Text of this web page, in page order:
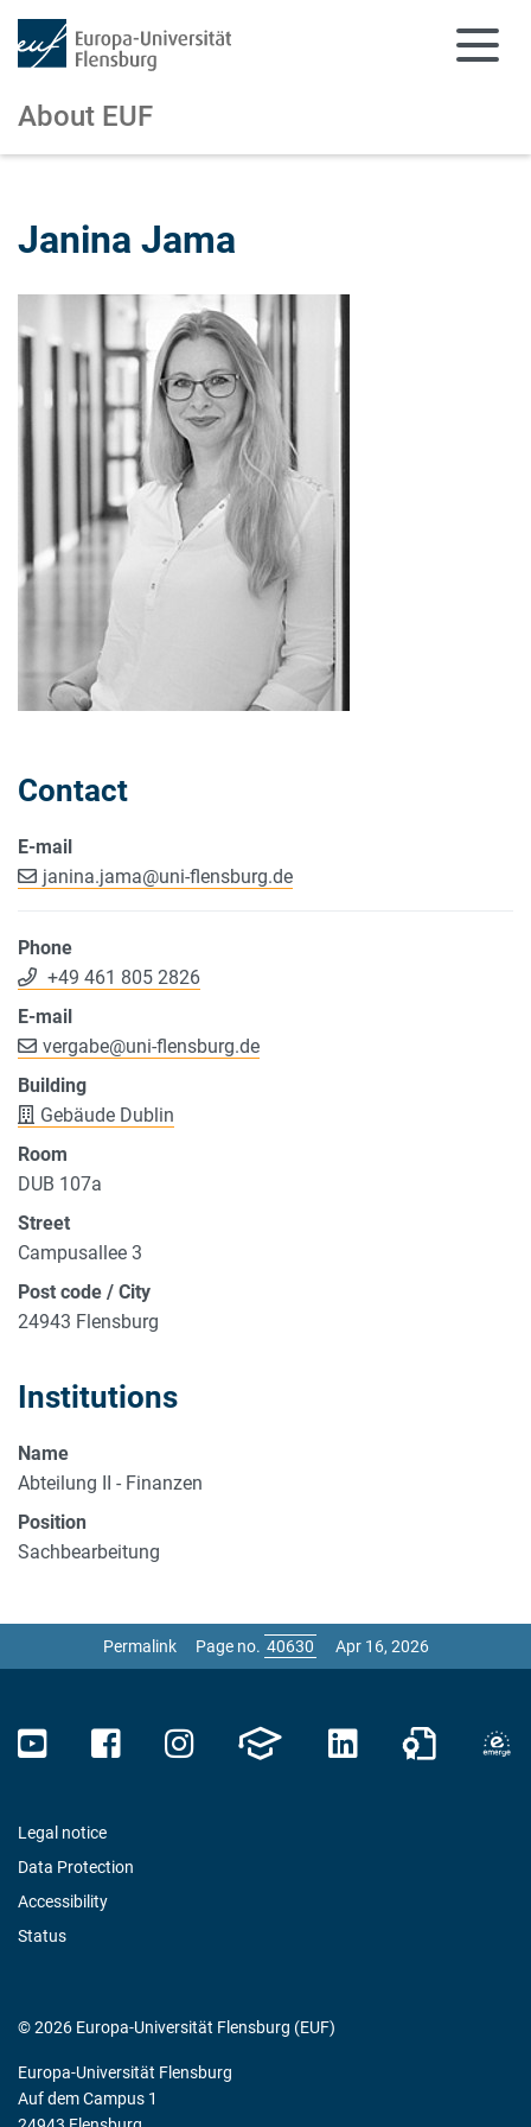
About EUF
Janina Jama
Contact
E-mail
janina.jama@uni-flensburg.de
Phone
+49 461 805 2826
E-mail
vergabe@uni-flensburg.de
Building
Gebäude Dublin
Room
DUB 107a
Street
Campusallee 3
Post code / City
24943 Flensburg
Institutions
Name
Abteilung II - Finanzen
Position
Sachbearbeitung
Permalink Page no. Apr 16, 2026
Legal notice
Data Protection
Accessibility
Status
© 2026 Europa-Universität Flensburg (EUF)
Europa-Universität Flensburg
Auf dem Campus 1